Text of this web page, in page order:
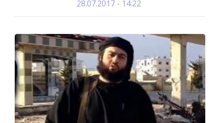
28.07.2017 - 14:22